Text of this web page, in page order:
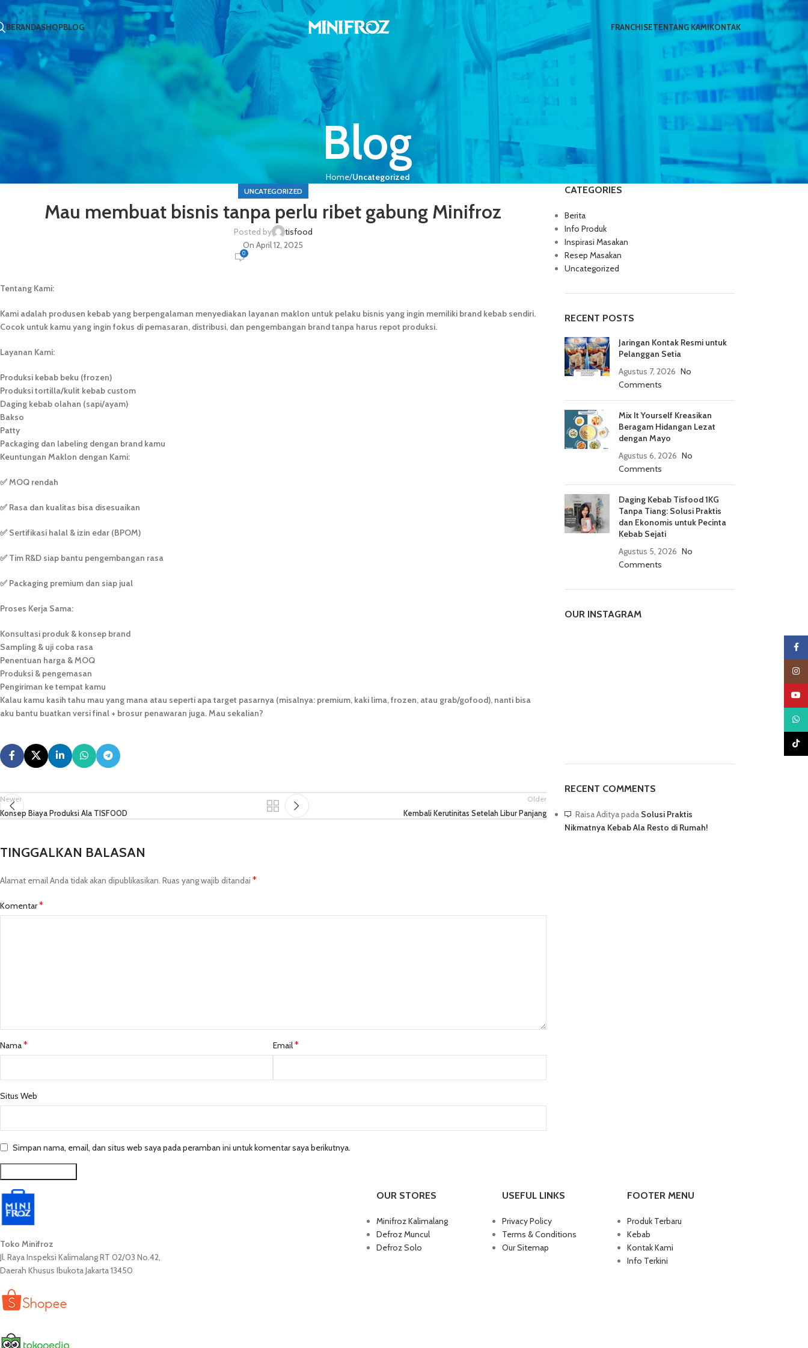
BERANDASHOPBLOG FRANCHISETENTANG KAMIKONTAK
Blog
Home Uncategorized
UNCATEGORIZED
Mau membuat bisnis tanpa perlu ribet gabung Minifroz
Posted by
tisfood
On April 12, 2025
0
Tentang Kami:
Kami adalah produsen kebab yang berpengalaman menyediakan layanan maklon untuk pelaku bisnis yang ingin memiliki brand kebab sendiri.
Cocok untuk kamu yang ingin fokus di pemasaran, distribusi, dan pengembangan brand tanpa harus repot produksi.
Layanan Kami:
Produksi kebab beku (frozen)
Produksi tortilla/kulit kebab custom
Daging kebab olahan (sapi/ayam)
Bakso
Patty
Packaging dan labeling dengan brand kamu
Keuntungan Maklon dengan Kami:
✅ MOQ rendah
✅ Rasa dan kualitas bisa disesuaikan
✅ Sertifikasi halal & izin edar (BPOM)
✅ Tim R&D siap bantu pengembangan rasa
✅ Packaging premium dan siap jual
Proses Kerja Sama:
Konsultasi produk & konsep brand
Sampling & uji coba rasa
Penentuan harga & MOQ
Produksi & pengemasan
Pengiriman ke tempat kamu
Kalau kamu kasih tahu mau yang mana atau seperti apa target pasarnya (misalnya: premium, kaki lima, frozen, atau grab/gofood), nanti bisa
aku bantu buatkan versi final + brosur penawaran juga. Mau sekalian?
Newer
Konsep Biaya Produksi Ala TISFOOD
Older
Kembali Kerutinitas Setelah Libur Panjang
TINGGALKAN BALASAN
Alamat email Anda tidak akan dipublikasikan. Ruas yang wajib ditandai *
Komentar*
Nama* Email*
Situs Web
Simpan nama, email, dan situs web saya pada peramban ini untuk komentar saya berikutnya.
CATEGORIES
Berita
Info Produk
Inspirasi Masakan
Resep Masakan
Uncategorized
RECENT POSTS
Jaringan Kontak Resmi untuk
Pelanggan Setia
Agustus 7, 2026 No
Comments
Mix It Yourself Kreasikan
Beragam Hidangan Lezat
dengan Mayo
Agustus 6, 2026 No
Comments
Daging Kebab Tisfood 1KG
Tanpa Tiang: Solusi Praktis
dan Ekonomis untuk Pecinta
Kebab Sejati
Agustus 5, 2026 No
Comments
OUR INSTAGRAM
RECENT COMMENTS
Raisa Adityapada Solusi Praktis
Nikmatnya Kebab Ala Resto di Rumah!
Toko Minifroz
Jl. Raya Inspeksi Kalimalang RT 02/03 No.42,
Daerah Khusus Ibukota Jakarta 13450
OUR STORES
Minifroz Kalimalang
Defroz Muncul
Defroz Solo
USEFUL LINKS
Privacy Policy
Terms & Conditions
Our Sitemap
FOOTER MENU
Produk Terbaru
Kebab
Kontak Kami
Info Terkini